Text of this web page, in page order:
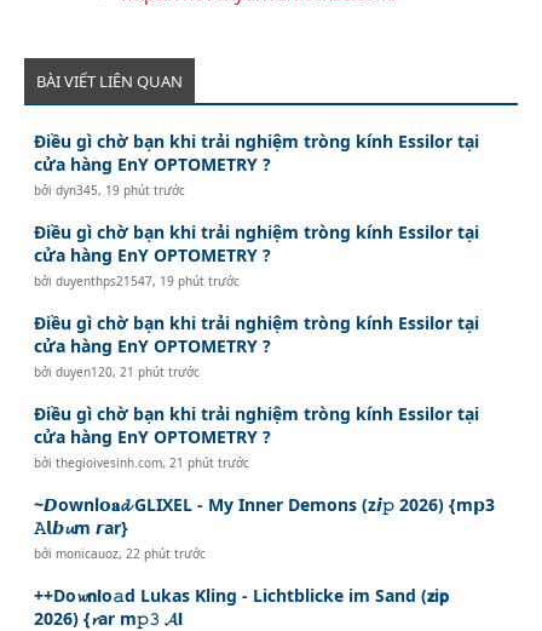
BÀI VIẾT LIÊN QUAN
Điều gì chờ bạn khi trải nghiệm tròng kính Essilor tại
cửa hàng EnY OPTOMETRY ?
bởidyn345, 19 phút trước
Điều gì chờ bạn khi trải nghiệm tròng kính Essilor tại
cửa hàng EnY OPTOMETRY ?
bởiduyenthps21547, 19 phút trước
Điều gì chờ bạn khi trải nghiệm tròng kính Essilor tại
cửa hàng EnY OPTOMETRY ?
bởiduyen120, 21 phút trước
Điều gì chờ bạn khi trải nghiệm tròng kính Essilor tại
cửa hàng EnY OPTOMETRY ?
bởithegioivesinh.com, 21 phút trước
~𝘿ownl𝗼𝐚𝓭 GLIXEL - My Inner Demons (z𝙞𝚙 2026) {m𝗽3
𝙰𝗹𝙗𝓾m 𝙧ar}
bởimonicauoz, 22 phút trước
++Do𝔀𝗻𝗹o𝚊d Lukas Kling - Lichtblicke im Sand (𝘇i𝗽
2026) {𝓻ar m𝚙𝟹 𝓐𝗹